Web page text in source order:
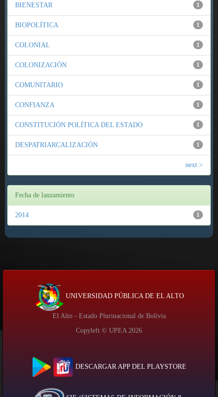
1
BIENESTAR
1
BIOPOLÍTICA
1
COLONIAL
1
COLONIZACIÓN
1
COMUNITARIO
1
CONFIANZA
1
CONSTITUCIÓN POLÍTICA DEL ESTADO
1
DESPATRIARCALIZACIÓN
next >
Fecha de lanzamiento
1
2014
UNIVERSIDAD PÚBLICA DE EL ALTO
El Alto - Estado Plurinacional de Bolivia
Copyleft © UPEA 2026
DESCARGAR APP DEL PLAYSTORE